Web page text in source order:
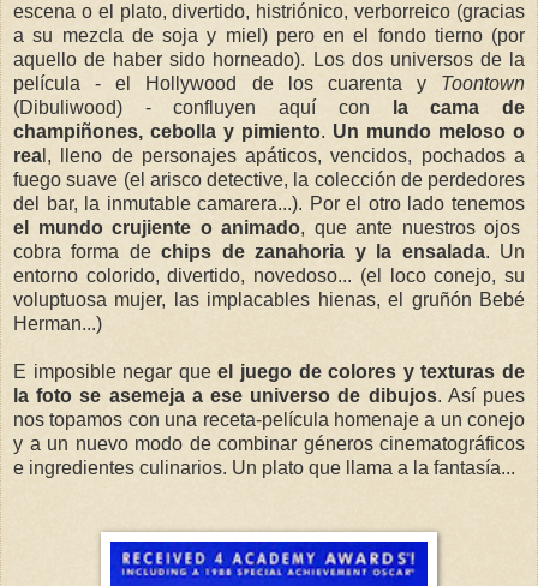
escena o el plato, divertido, histriónico, verborreico (gracias
a su mezcla de soja y miel) pero en el fondo tierno (por
aquello de haber sido horneado). Los dos universos de la
película - el Hollywood de los cuarenta y Toontown
(Dibuliwood) - confluyen aquí con la cama de
champiñones, cebolla y pimiento. Un mundo meloso o
rea l, lleno de personajes apáticos, vencidos, pochados a
fuego suave (el arisco detective, la colección de perdedores
del bar, la inmutable camarera...). Por el otro lado tenemos
el mundo crujiente o animado, que ante nuestros ojos
cobra forma dechips de zanahoria y la ensalada. Un
entorno colorido, divertido, novedoso... (el loco conejo, su
voluptuosa mujer, las implacables hienas, el gruñón Bebé
Herman...)
E imposible negar queel juego de colores y texturas de
la foto se asemeja a ese universo de dibujos. Así pues
nos topamos con una receta-película homenaje a un conejo
y a un nuevo modo de combinar géneros cinematográficos
e ingredientes culinarios. Un plato que llama a la fantasía...